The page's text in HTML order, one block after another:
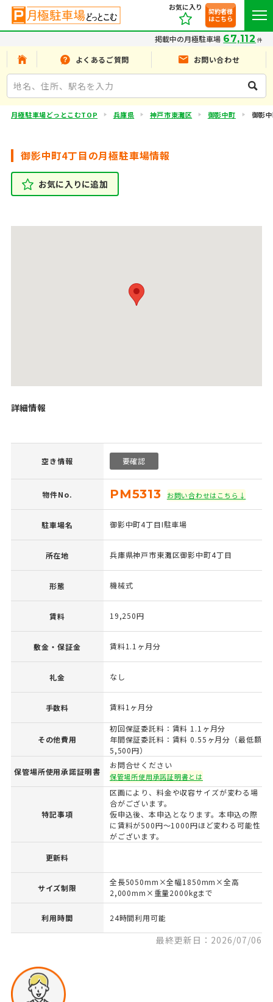
お気に入り
契約者様
はこちら
掲載中の月極駐車場 67,112 件
よくあるご質問 お問い合わせ
月極駐車場どっとこむTOP 兵庫県 神戸市東灘区 御影中町 御影
御影中町4丁目の月極駐車場情報
お気に入りに追加
詳細情報
空き情報 要確認
物件No. PM5313 お問い合わせはこちら↓
駐車場名 御影中町4丁目I駐車場
所在地 兵庫県神戸市東灘区御影中町4丁目
形態 機械式
賃料 19,250円
敷金・保証金 賃料1.1ヶ月分
礼金 なし
手数料 賃料1ヶ月分
その他費用
初回保証委託料：賃料 1.1ヶ月分
年間保証委託料：賃料 0.55ヶ月分（最低額
5,500円）
保管場所使用承諾証明書
お問合せください
保管場所使用承諾証明書とは
特記事項
区画により、料金や収容サイズが変わる場
合がございます。
仮申込後、本申込となります。本申込の際
に賃料が500円～1000円ほど変わる可能性
がございます。
更新料
サイズ制限
全長5050mm×全幅1850mm×全高
2,000mm×重量2000kgまで
利用時間 24時間利用可能
最終更新日：2026/07/06